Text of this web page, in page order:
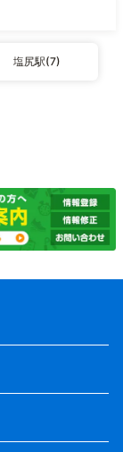
塩尻駅(7)